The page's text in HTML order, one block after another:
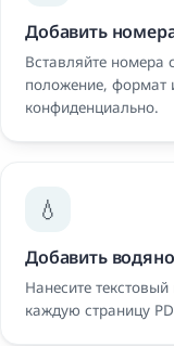
Добавить
Вставляйте номера
положение, формат
конфиденциально.
💧
Добавить
Нанесите
каждую страницу